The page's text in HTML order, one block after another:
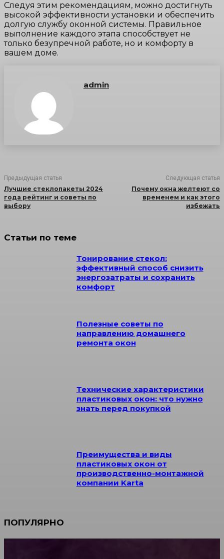
Следуя этим рекомендациям, можно достигнуть
высокой эффективности установки и обеспечить
долгую службу оконной системы. Правильное
выполнение каждого этапа способствует не
только безупречной работе, но и комфорту в
вашем доме.
admin
Предыдущая статья
Лучшие стеклопакеты 2024
года рейтинг и советы по
выбору
Следующая статья
Почему окна желтеют со
временем и как этого
избежать
Статьи по теме
Тонирование стекол:
эффективный способ снизить
энергозатраты и сохранить
комфорт
Полезные советы по
направлению домашнего
ремонта окон
Технические характеристики
пластиковых окон: что нужно
знать перед покупкой
Преимущества и виды
пластиковых окон от
производственно-монтажной
компании Karta
ПОПУЛЯРНО